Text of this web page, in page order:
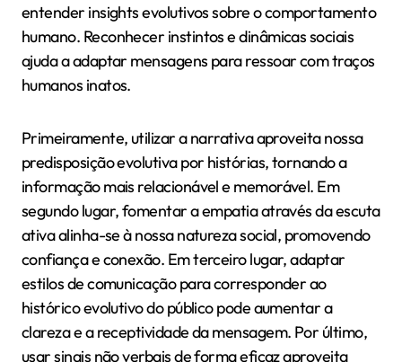
entender insights evolutivos sobre o comportamento
humano. Reconhecer instintos e dinâmicas sociais
ajuda a adaptar mensagens para ressoar com traços
humanos inatos.
Primeiramente, utilizar a narrativa aproveita nossa
predisposição evolutiva por histórias, tornando a
informação mais relacionável e memorável. Em
segundo lugar, fomentar a empatia através da escuta
ativa alinha-se à nossa natureza social, promovendo
confiança e conexão. Em terceiro lugar, adaptar
estilos de comunicação para corresponder ao
histórico evolutivo do público pode aumentar a
clareza e a receptividade da mensagem. Por último,
usar sinais não verbais de forma eficaz aproveita